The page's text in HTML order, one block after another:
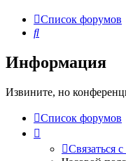
Список форумов
Поиск
Информация
Извините, но
Список форумов
Связаться